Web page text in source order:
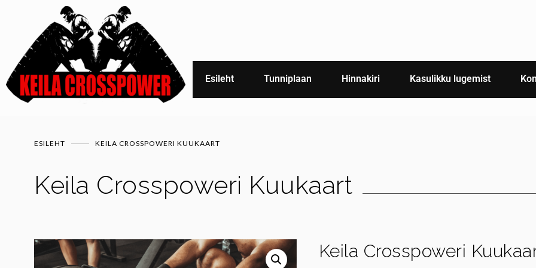
Esileht Tunniplaan Hinnakiri Kasulikku lugemist
ESILEHT KEILA CROSSPOWERI KUUKAART
Keila Crosspoweri Kuukaart
Keila Crosspoweri